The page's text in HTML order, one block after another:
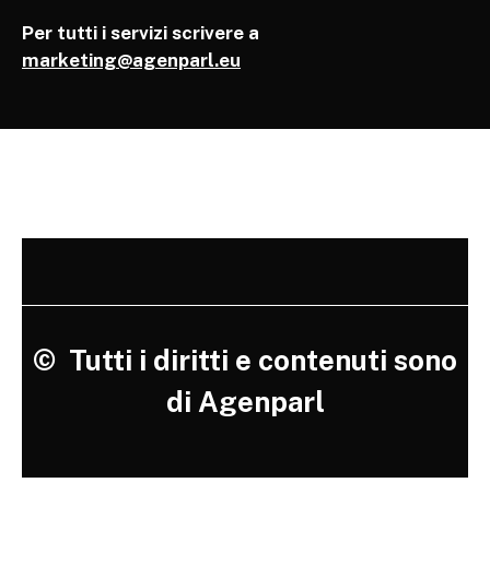
Per tutti i servizi scrivere a
marketing@agenparl.eu
© Tutti i diritti e contenuti sono
di Agenparl